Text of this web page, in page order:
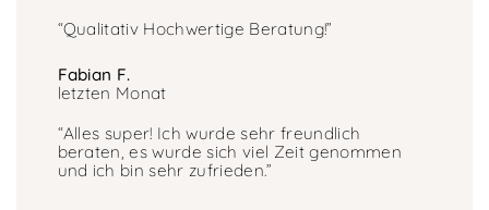
“Qualitativ Hochwertige Beratung!”
Fabian F.
letzten Monat
“Alles super! Ich wurde sehr freundlich
beraten, es wurde sich viel Zeit genommen
und ich bin sehr zufrieden.”